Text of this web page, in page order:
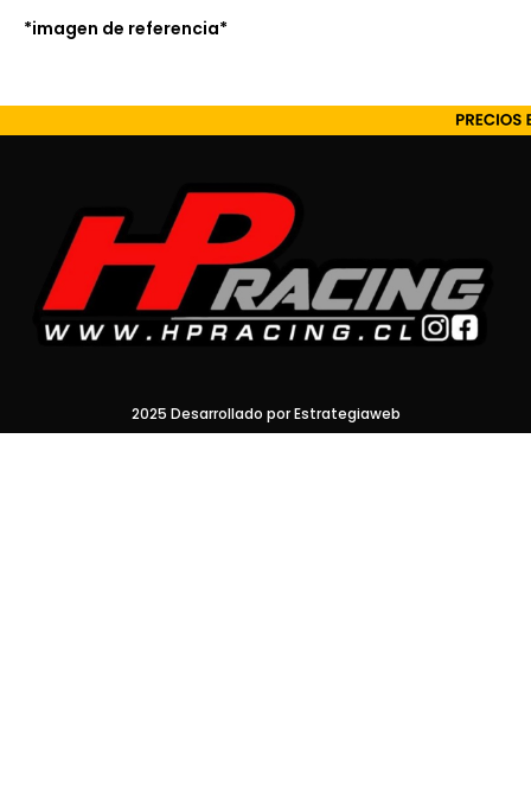
*imagen de referencia*
2025 Desarrollado por Estrategiaweb